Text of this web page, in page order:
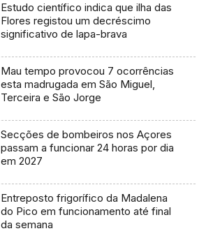
Estudo científico indica que ilha das
Flores registou um decréscimo
significativo de lapa-brava
Mau tempo provocou 7 ocorrências
esta madrugada em São Miguel,
Terceira e São Jorge
Secções de bombeiros nos Açores
passam a funcionar 24 horas por dia
em 2027
Entreposto frigorífico da Madalena
do Pico em funcionamento até final
da semana